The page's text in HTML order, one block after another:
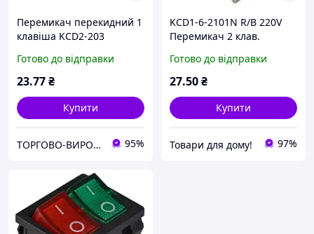
Перемикач перекидний 1
клавіша KCD2-203
Готово до відправки
23.77₴
Купити
ТОРГОВО-ВИРОБНИЧА КОН­СТРУ­КТОР­СЬКА КОМПАНІЯ “ШАТТЛ" 95%
KCD1-6-2101N R/B 220V
Перемикач 2 клав.
підсвічуванням
Готово до відправки
27.50₴
Купити
Товари для дому! 97%